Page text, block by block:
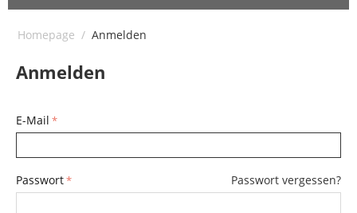
Homepage / Anmelden
Anmelden
E-Mail
Passwort Passwort vergessen?